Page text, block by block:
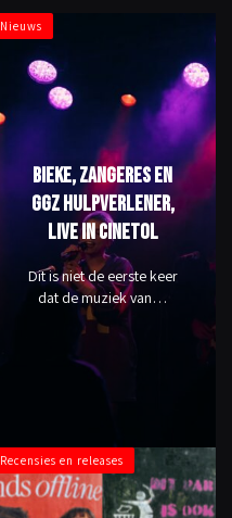
Nieuws
Bieke, zangeres en
GGZ hulpverlener,
live in Cinetol
Dit is niet de eerste keer
dat de muziek van…
Recensies en releases